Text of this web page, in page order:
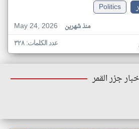
Politics
May 24, 2026
منذ شهرين
عدد الكلمات: ٣٢٨
جزر القمر